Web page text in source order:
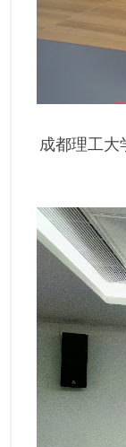
成都理工大